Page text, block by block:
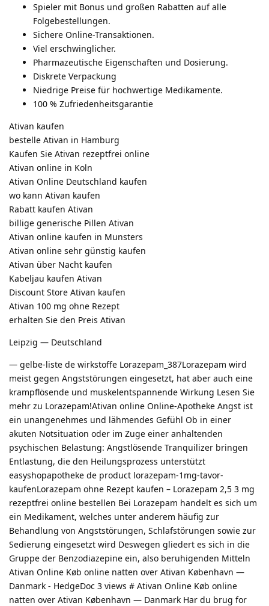
Spieler mit Bonus und großen Rabatten auf alle
Folgebestellungen.
Sichere Online-Transaktionen.
Viel erschwinglicher.
Pharmazeutische Eigenschaften und Dosierung.
Diskrete Verpackung
Niedrige Preise für hochwertige Medikamente.
100 % Zufriedenheitsgarantie
Ativan kaufen
bestelle Ativan in Hamburg
Kaufen Sie Ativan rezeptfrei online
Ativan online in Koln
Ativan Online Deutschland kaufen
wo kann Ativan kaufen
Rabatt kaufen Ativan
billige generische Pillen Ativan
Ativan online kaufen in Munsters
Ativan online sehr günstig kaufen
Ativan über Nacht kaufen
Kabeljau kaufen Ativan
Discount Store Ativan kaufen
Ativan 100 mg ohne Rezept
erhalten Sie den Preis Ativan
Leipzig — Deutschland
— gelbe-liste de wirkstoffe Lorazepam_387Lorazepam wird
meist gegen Angststörungen eingesetzt, hat aber auch eine
krampflösende und muskelentspannende Wirkung Lesen Sie
mehr zu Lorazepam!Ativan online Online-Apotheke Angst ist
ein unangenehmes und lähmendes Gefühl Ob in einer
akuten Notsituation oder im Zuge einer anhaltenden
psychischen Belastung: Angstlösende Tranquilizer bringen
Entlastung, die den Heilungsprozess unterstützt
easyshopapotheke de product lorazepam-1mg-tavor-
kaufenLorazepam ohne Rezept kaufen – Lorazepam 2,5 3 mg
rezeptfrei online bestellen Bei Lorazepam handelt es sich um
ein Medikament, welches unter anderem häufig zur
Behandlung von Angststörungen, Schlafstörungen sowie zur
Sedierung eingesetzt wird Deswegen gliedert es sich in die
Gruppe der Benzodiazepine ein, also beruhigenden Mitteln
Ativan Online Køb online natten over Ativan København —
Danmark - HedgeDoc 3 views # Ativan Online Køb online
natten over Ativan København — Danmark Har du brug for